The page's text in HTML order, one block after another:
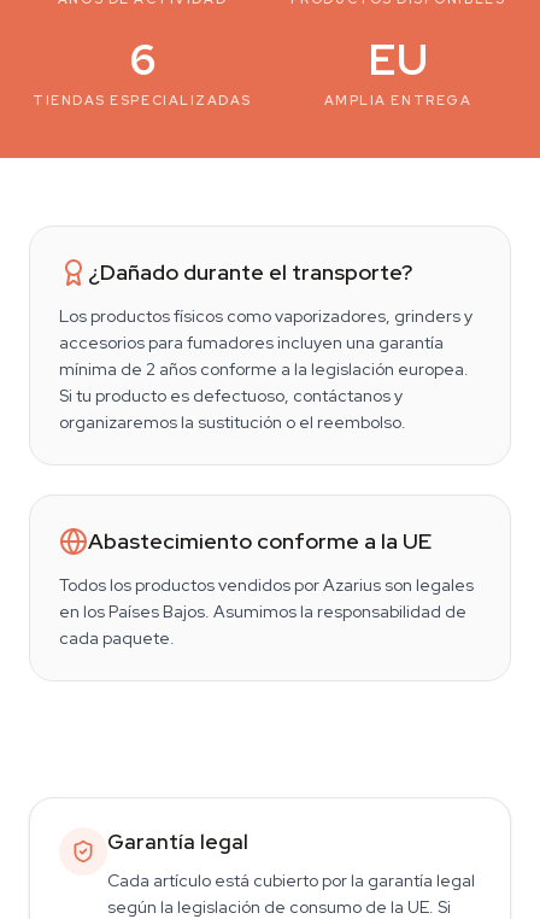
6
TIENDAS ESPECIALIZADAS
EU
AMPLIA ENTREGA
¿Dañado durante el transporte?
Los productos físicos como vaporizadores, grinders y
accesorios para fumadores incluyen una garantía
mínima de 2 años conforme a la legislación europea.
Si tu producto es defectuoso, contáctanos y
organizaremos la sustitución o el reembolso.
Abastecimiento conforme a la UE
Todos los productos vendidos por Azarius son legales
en los Países Bajos. Asumimos la responsabilidad de
cada paquete.
Garantía legal
Cada artículo está cubierto por la garantía legal
según la legislación de consumo de la UE. Si